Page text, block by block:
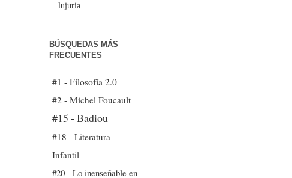
lujuria
BÚSQUEDAS MÁS
FRECUENTES
#1 - Filosofía 2.0
#2 - Michel Foucault
#15 - Badiou
#18 - Literatura
Infantil
#20 - Lo inenseñable en